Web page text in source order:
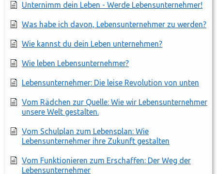
Unternimm dein Leben - Werde Lebensunternehmer!
Was habe ich davon, Lebensunternehmer zu werden?
Wie kannst du dein Leben unternehmen?
Wie leben Lebensunternehmer?
Lebensunternehmer: Die leise Revolution von unten
Vom Rädchen zur Quelle: Wie wir Lebensunternehmer
unsere Welt gestalten.
Vom Schulplan zum Lebensplan: Wie
Lebensunternehmer ihre Zukunft gestalten
Vom Funktionieren zum Erschaffen: Der Weg der
Lebensunternehmer